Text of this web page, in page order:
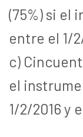
(75%) si el
entre el 1/
c)
el
1/2/2016 y